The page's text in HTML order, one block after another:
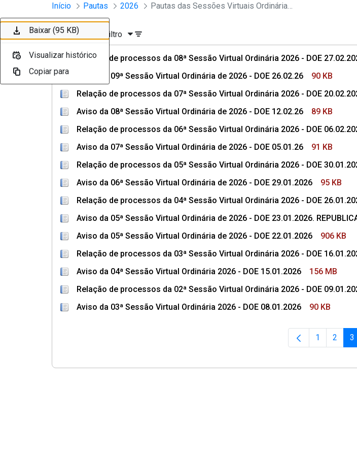
Pular para o Conteúdo principal
Sessões e Reuniões - Documentos Conselho Superior
Início Pautas 2026 Pautas das Sessões Virtuais Ordinárias do CSMP
Ordenar Filtro
Relação de processos da 08ª Sessão Virtual Ordinária 2026 - DOE
Aviso da 09ª Sessão Virtual Ordinária de 2026 - DOE 26.02.26
90 KB
Relação de processos da 07ª Sessão Virtual Ordinária 2026 - DOE
Aviso da 08ª Sessão Virtual Ordinária de 2026 - DOE 12.02.26
89 KB
Relação de processos da 06ª Sessão Virtual Ordinária 2026 - DOE
Aviso da 07ª Sessão Virtual Ordinária de 2026 - DOE 05.01.26
91 KB
Relação de processos da 05ª Sessão Virtual Ordinária 2026 - DOE
Aviso da 06ª Sessão Virtual Ordinária de 2026 - DOE 29.01.2026
95 KB
Relação de processos da 04ª Sessão Virtual Ordinária 2026 - DOE
Aviso da 05ª Sessão Virtual Ordinária de 2026 - DOE 23.01.2026.
Aviso da 05ª Sessão Virtual Ordinária de 2026 - DOE 22.01.2026
906 KB
Relação de processos da 03ª Sessão Virtual Ordinária 2026 - DOE
Aviso da 04ª Sessão Virtual Ordinária 2026 - DOE 15.01.2026
156 MB
Relação de processos da 02ª Sessão Virtual Ordinária 2026 - DOE
Aviso da 03ª Sessão Virtual Ordinária 2026 - DOE 08.01.2026
90 KB
Página
1 Página
2 3
Baixar (315 KB)
Visualizar histórico
Copiar para
Baixar (90 KB)
Visualizar histórico
Copiar para
Baixar (366 KB)
Visualizar histórico
Copiar para
Baixar (89 KB)
Visualizar histórico
Copiar para
Baixar (266 KB)
Visualizar histórico
Copiar para
Baixar (91 KB)
Visualizar histórico
Copiar para
Baixar (448 KB)
Visualizar histórico
Copiar para
Baixar (95 KB)
Visualizar histórico
Copiar para